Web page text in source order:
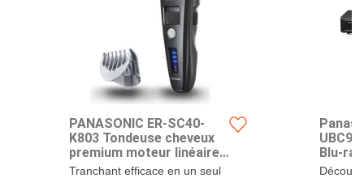
PANASONIC ER-SC40-
K803 Tondeuse cheveux
premium moteur linéaire
professionnel à puissance
Tranchant efficace en un seul
Blu-
2To,